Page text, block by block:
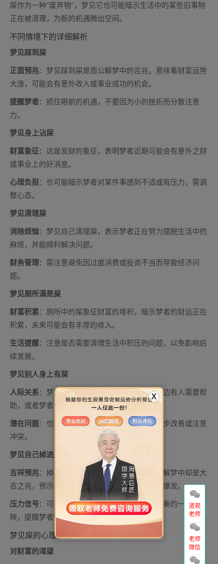
屎作为一种“废弃物”，梦见它也可能暗示生活中的某些旧事物
正在被清理，为新的机遇腾出空间。
不同情境下的详细解析
梦见踩到屎
正面预兆：梦见踩到屎是周公解梦中的吉兆，意味着财富运势
大涨，可能会有意外收入或事业成功的机会。
提醒梦者：抓住眼前的机遇，不要因为小的挫折而分散注意
力。
梦见身上沾屎
财富象征：这是发财的象征，表明梦者近期可能会有意外之财
或事业上的好消息。
心理负担：也可能暗示梦者对某件事感到不适或有压力，需调
整心态。
梦见清理屎
消除烦恼：梦见自己清理屎，表示梦者正在努力摆脱生活中的
麻烦，并能顺利解决问题。
财务管理：需注意避免因过度消费或投资不当而导致经济问
题。
梦见厕所满是屎
财富积累 ：厕所中的屎象征财富的堆积，暗示梦者的财运正在
积累，未来可能会有丰厚的收入。
生活提醒：注意是否需要清理生活中积压的问题，以免影响后
续发展。
梦见别人身上有屎
人际关系：梦到别人身上沾屎，可能暗示梦者身边有人需要帮
助，或者梦者会通过他人获得利益。
潜在问题：也可能预示与某些人的关系需要进一步改善或注意
冲突。
梦见自己掉进屎堆
吉祥预兆：掉进屎堆在梦中虽然不适，但在周公解梦中却是大
吉之兆，预示着梦者将迎来事业的高峰或财运的爆发。
压力信号：可能是潜意识中对过度忙碌的生活节奏的一种反
映，提醒梦者需要适当调整节奏。
梦见屎的心理解读
对财富的渴望
道观
老师
老师
微信
X